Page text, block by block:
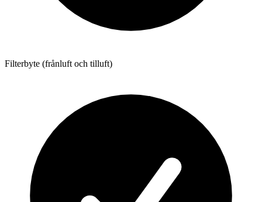
Filterbyte (frånluft och tilluft)